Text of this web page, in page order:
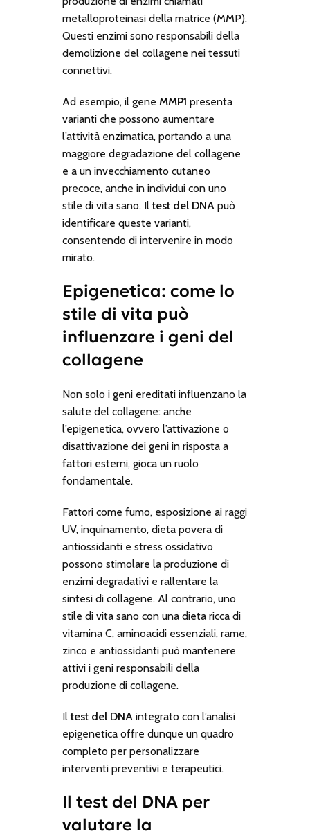
metalloproteinasi della matrice (MMP).
Questi enzimi sono responsabili della
demolizione del collagene nei tessuti
connettivi.
Ad esempio, il gene MMP1 presenta
varianti che possono aumentare
l’attività enzimatica, portando a una
maggiore degradazione del collagene
e a un invecchiamento cutaneo
precoce, anche in individui con uno
stile di vita sano. Iltest del DNApuò
identificare queste varianti,
consentendo di intervenire in modo
mirato.
Epigenetica: come lo
stile di vita può
influenzare i geni del
collagene
Non solo i geni ereditati influenzano la
salute del collagene: anche
l’epigenetica, ovvero l’attivazione o
disattivazione dei geni in risposta a
fattori esterni, gioca un ruolo
fondamentale.
Fattori come fumo, esposizione ai raggi
UV, inquinamento, dieta povera di
antiossidanti e stress ossidativo
possono stimolare la produzione di
enzimi degradativi e rallentare la
sintesi di collagene. Al contrario, uno
stile di vita sano con una dieta ricca di
vitamina C, aminoacidi essenziali, rame,
zinco e antiossidanti può mantenere
attivi i geni responsabili della
produzione di collagene.
Iltest del DNAintegrato con l’analisi
epigenetica offre dunque un quadro
completo per personalizzare
interventi preventivi e terapeutici.
Il test del DNA per
valutare la